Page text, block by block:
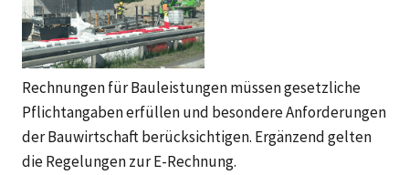
Rechnungen für Bauleistungen müssen gesetzliche
Pflichtangaben erfüllen und besondere Anforderungen
der Bauwirtschaft berücksichtigen. Ergänzend gelten
die Regelungen zur E-Rechnung.